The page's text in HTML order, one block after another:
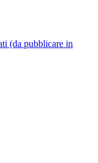
(da pubblicare in